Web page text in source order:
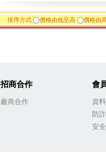
排序方式 價格由低至高 價格由
招商合作
廠商合作
會
資
防
安